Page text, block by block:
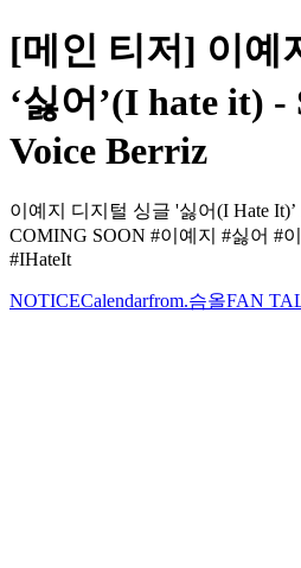
[메인 티저] 이예
‘싫어’(I hate it)
Voice Berriz
이예지 디지털 싱글 '싫어(I Hate
COMING SOON #이예지 #싫어 #
#IHateIt
NOTICECalendarfrom.슴올FAN